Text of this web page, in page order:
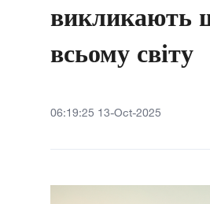
викликають
всьому світу
06:19:25 13-Oct-2025